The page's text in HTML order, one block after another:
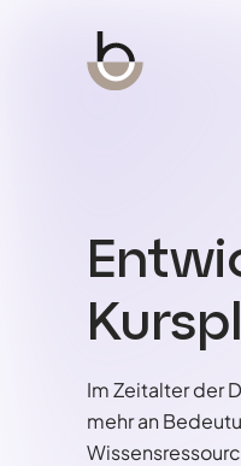
Im Zeitalter der
mehr an